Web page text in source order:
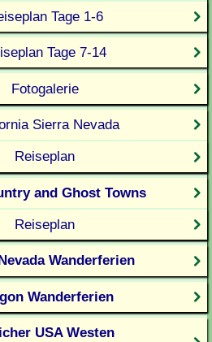
Tage 1-6
Tage 7-14
Fotogalerie
Sierra Nevada
Reiseplan
and Ghost Towns
Reiseplan
Wanderferien
Wanderferien
USA Westen